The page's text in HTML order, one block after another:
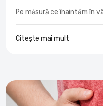
Pe măsură ce înaintăm în
Citește mai mult